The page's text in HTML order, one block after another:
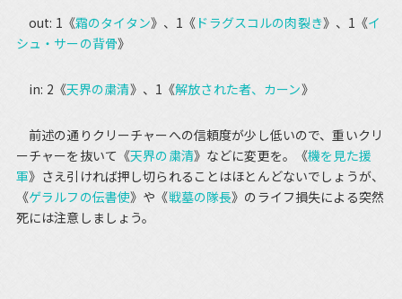
out: 1《霜のタイタン》、1《 ドラグスコルの肉裂き》、1《イ
シュ・サーの背骨》
in: 2《天界の粛清》、1《解放された者、カーン》
前述の通りクリーチャーへの信頼度が少し低いので、重いクリ
ーチャーを抜いて《天界の粛清》などに変更を。《機を見た援
軍》さえ引ければ押し切られることはほとんどないでしょうが、
《ゲラルフの伝書使》や《戦墓の隊長》のライフ損失による突然
死には注意しましょう。